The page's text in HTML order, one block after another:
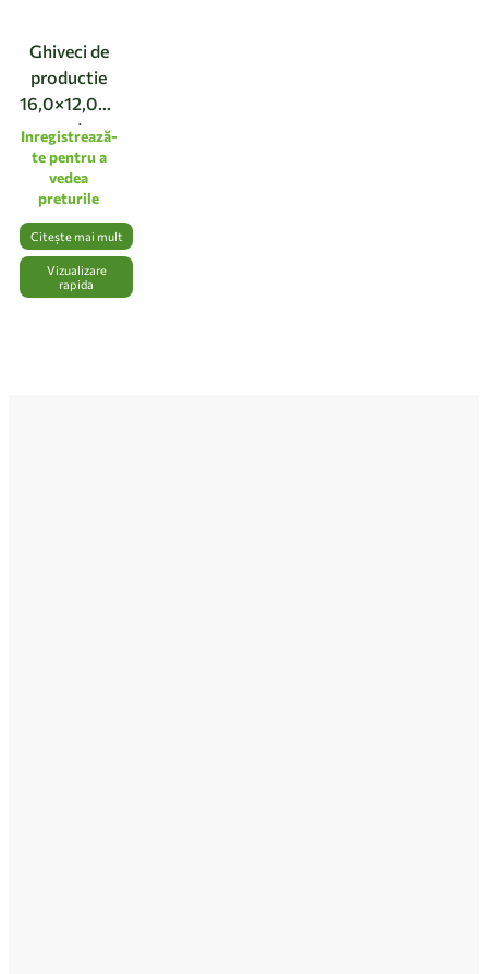
Ghiveci de
productie
16,0×12,0cm,
verde
deschis
transparent
Inregistrează-
te pentru a
vedea
preturile
Citește mai mult
Vizualizare
rapida